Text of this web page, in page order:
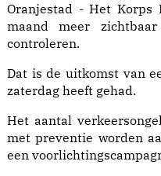
Oranjestad - Het Korps
maand meer
controleren.
Dat is de uitkomst van
zaterdag heeft gehad.
Het aantal
met preventie worden
een